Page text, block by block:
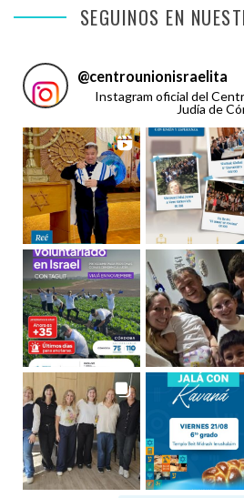
SEGUINOS EN
@centrounionisraelita
Instagram oficial del
Judía de